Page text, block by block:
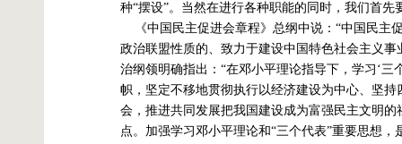
种“摆设”。当然在进行各种职能的同时，我们首
《中国民主促进会章程》总纲中说：“中国民
政治联盟性质的、致力于建设中国特色社会主义
治纲领明确指出：“在邓小平理论指导下，学习‘
帜，坚定不移地贯彻执行以经济建设为中心、坚
会，推进共同发展把我国建设成为富强民主文明
点。加强学习邓小平理论和“三个代表”重要思想